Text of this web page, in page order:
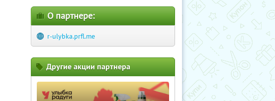
О партнере:
r-ulybka.prfl.me
Другие акции партнера